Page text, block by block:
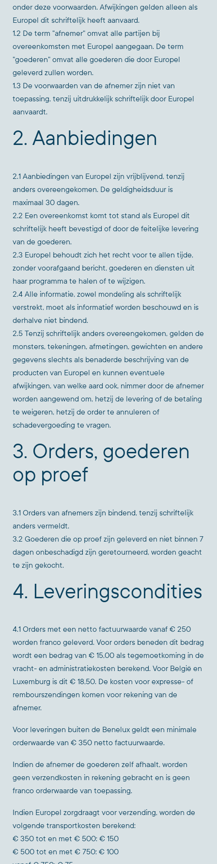
onder deze voorwaarden. Afwijkingen gelden alleen als
Europel dit schriftelijk heeft aanvaard.
1.2 De term "afnemer" omvat alle partijen bij
overeenkomsten met Europel aangegaan. De term
"goederen" omvat alle goederen die door Europel
geleverd zullen worden.
1.3 De voorwaarden van de afnemer zijn niet van
toepassing, tenzij uitdrukkelijk schriftelijk door Europel
aanvaardt.
2. Aanbiedingen
2.1 Aanbiedingen van Europel zijn vrijblijvend, tenzij
anders overeengekomen. De geldigheidsduur is
maximaal 30 dagen.
2.2 Een overeenkomst komt tot stand als Europel dit
schriftelijk heeft bevestigd of door de feitelijke levering
van de goederen.
2.3 Europel behoudt zich het recht voor te allen tijde,
zonder voorafgaand bericht, goederen en diensten uit
haar programma te halen of te wijzigen.
2.4 Alle informatie, zowel mondeling als schriftelijk
verstrekt, moet als informatief worden beschouwd en is
derhalve niet bindend.
2.5 Tenzij schriftelijk anders overeengekomen, gelden de
monsters, tekeningen, afmetingen, gewichten en andere
gegevens slechts als benaderde beschrijving van de
producten van Europel en kunnen eventuele
afwijkingen, van welke aard ook, nimmer door de afnemer
worden aangewend om, hetzij de levering of de betaling
te weigeren, hetzij de order te annuleren of
schadevergoeding te vragen.
3. Orders, goederen
op proef
3.1 Orders van afnemers zijn bindend, tenzij schriftelijk
anders vermeldt.
3.2 Goederen die op proef zijn geleverd en niet binnen 7
dagen onbeschadigd zijn geretourneerd, worden geacht
te zijn gekocht.
4. Leveringscondities
4.1 Orders met een netto factuurwaarde vanaf € 250
worden franco geleverd. Voor orders beneden dit bedrag
wordt een bedrag van € 15,00 als tegemoetkoming in de
vracht- en administratiekosten berekend. Voor België en
Luxemburg is dit € 18,50. De kosten voor expresse- of
rembourszendingen komen voor rekening van de
afnemer.
Voor leveringen buiten de Benelux geldt een minimale
orderwaarde van € 350 netto factuurwaarde.
Indien de afnemer de goederen zelf afhaalt, worden
geen verzendkosten in rekening gebracht en is geen
franco orderwaarde van toepassing.
Indien Europel zorgdraagt voor verzending, worden de
volgende transportkosten berekend:
€ 350 tot en met € 500: € 150
€ 500 tot en met € 750: € 100